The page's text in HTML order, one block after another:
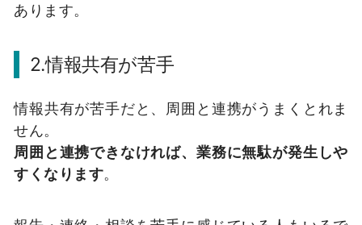
あります。
2.情報共有が苦手
情報共有が苦手だと、周囲と連携がうまくとれま
せん。
周囲と連携できなければ、業務に無駄が発生しや
すくなります。